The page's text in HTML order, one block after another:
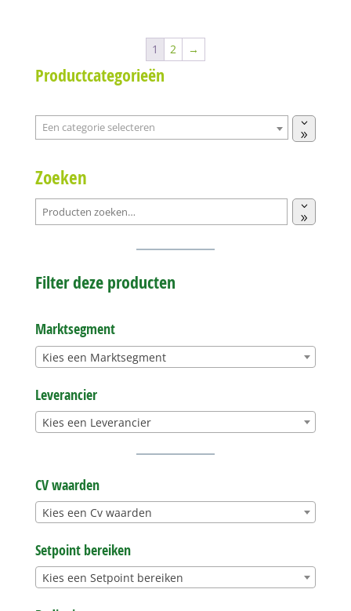
1 2 →
Productcategorieën
Een
categorie
Zoeken
Filter deze producten
Marktsegment
Kies een Marktsegment
Leverancier
Kies een Leverancier
CV waarden
Kies een Cv waarden
Setpoint bereiken
Kies een Setpoint bereiken